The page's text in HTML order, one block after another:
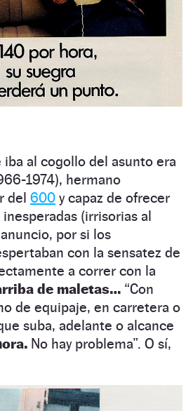
iba al cogollo del asunto era
1974), hermano
del 600 y capaz de ofrecer
(irrisorias al
por si los
con la sensatez de
a correr con la
de maletas… “Con
de equipaje, en carretera o
suba, adelante o alcance
No hay problema”. O sí,